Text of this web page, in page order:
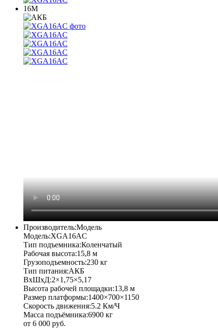
16М
Производитель:Модель
Модель:XGA16AC
Тип подъемника:Коленчатый
Рабочая высота:15,8 м
Грузоподъемность:230 кг
Тип питания:АКБ
ВхШхД:2×1,75×5,17
Высота рабочей площадки:13,8 м
Размер платформы:1400×700×1150
Скорость движения:5.2 Км/Ч
Масса подъёмника:6900 кг
от 6 000 руб.